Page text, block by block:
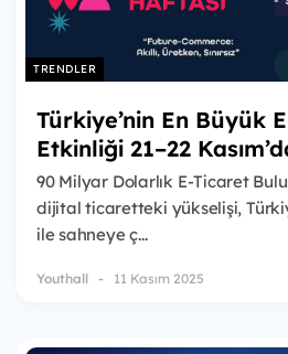
TRENDLER
Türkiye’nin En Büyük
Etkinliği 21–22
90 Milyar Dolarlık E-Ticaret
dijital ticaretteki yükselişi,
ile sahneye ç...
Youthall 11 Kasım 2025